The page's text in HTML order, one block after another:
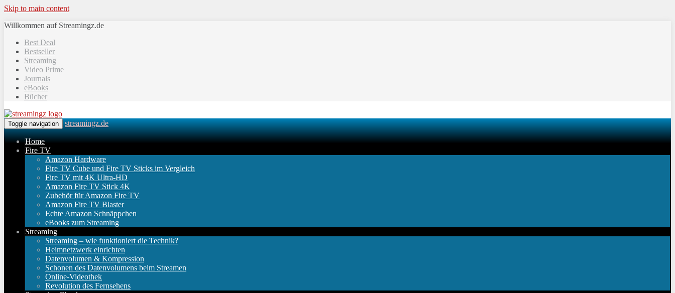
Skip to main content
Willkommen auf Streamingz.de
Best Deal
Bestseller
Streaming
Video Prime
Journals
eBooks
Bücher
Toggle navigation streamingz.de
Home
Fire TV
Amazon Hardware
Fire TV Cube und Fire TV Sticks im Vergleich
Fire TV mit 4K Ultra-HD
Amazon Fire TV Stick 4K
Zubehör für Amazon Fire TV
Amazon Fire TV Blaster
Echte Amazon Schnäppchen
eBooks zum Streaming
Streaming
Streaming – wie funktioniert die Technik?
Heimnetzwerk einrichten
Datenvolumen & Kompression
Schonen des Datenvolumens beim Streamen
Online-Videothek
Revolution des Fernsehens